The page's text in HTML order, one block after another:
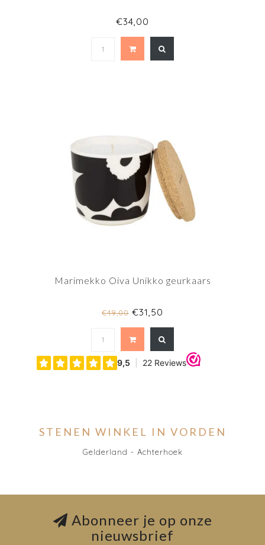
€34,00
Marimekko Oiva Unikko geurkaars
€49,00 €31,50
STENEN WINKEL IN VORDEN
Gelderland - Achterhoek
Abonneer je op onze
nieuwsbrief